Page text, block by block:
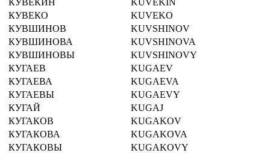
КУВЕКО
KUVEKO
КУВШИНОВ
KUVSHINOV
КУВШИНОВА
KUVSHINOVA
КУВШИНОВЫ
KUVSHINOVY
КУГАЕВ
KUGAEV
КУГАЕВА
KUGAEVA
КУГАЕВЫ
KUGAEVY
КУГАЙ
KUGAJ
КУГАКОВ
KUGAKOV
КУГАКОВА
KUGAKOVA
КУГАКОВЫ
KUGAKOVY